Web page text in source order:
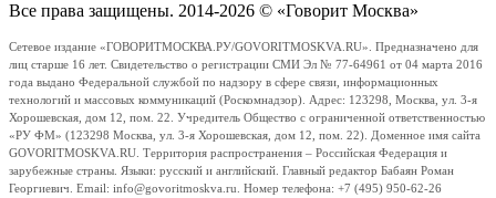
Все права защищены. 2014-2026 © «Говорит Москва»
Сетевое издание «ГОВОРИТМОСКВА.РУ/GOVORITMOSKVA.RU». Предназначено для
лиц старше 16 лет. Свидетельство о регистрации СМИ Эл № 77-64961 от 04 марта 2016
года выдано Федеральной службой по надзору в сфере связи, информационных
технологий и массовых коммуникаций (Роскомнадзор). Адрес: 123298, Москва, ул. 3-я
Хорошевская, дом 12, пом. 22. Учредитель Общество с ограниченной ответственностью
«РУ ФМ» (123298 Москва, ул. 3-я Хорошевская, дом 12, пом. 22). Доменное имя сайта
GOVORITMOSKVA.RU. Территория распространения – Российская Федерация и
зарубежные страны. Языки: русский и английский. Главный редактор Бабаян Роман
Георгиевич. Email: info@govoritmoskva.ru. Номер телефона: +7 (495) 950-62-26